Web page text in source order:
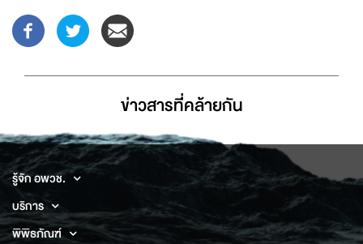
ข่าวสารที่่คล้ายกัน
รู้จัก อพวช.
บริการ
พิพิธภัณฑ์